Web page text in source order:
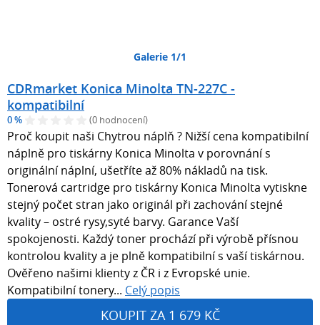
Galerie 1/1
CDRmarket Konica Minolta TN-227C -
kompatibilní
0 % (0 hodnocení)
Proč koupit naši Chytrou náplň ? Nižší cena kompatibilní
náplně pro tiskárny Konica Minolta v porovnání s
originální náplní, ušetříte až 80% nákladů na tisk.
Tonerová cartridge pro tiskárny Konica Minolta vytiskne
stejný počet stran jako originál při zachování stejné
kvality – ostré rysy,syté barvy. Garance Vaší
spokojenosti. Každý toner prochází při výrobě přísnou
kontrolou kvality a je plně kompatibilní s vaší tiskárnou.
Ověřeno našimi klienty z ČR i z Evropské unie.
Kompatibilní tonery... Celý popis
KOUPIT ZA 1 679 KČ